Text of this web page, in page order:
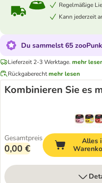
Regelmäßige
Kann jederzeit
Du sammelst 65
Lieferzeit 2-3 Werktage. mehr
Rückgaberechtmehr lesen
Kombinieren Sie es
Gesamtpreis
0,00 €
Alles